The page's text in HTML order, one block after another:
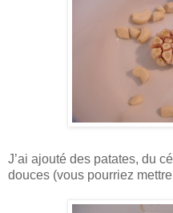
J’ai ajouté des patates, du
douces (vous pourriez